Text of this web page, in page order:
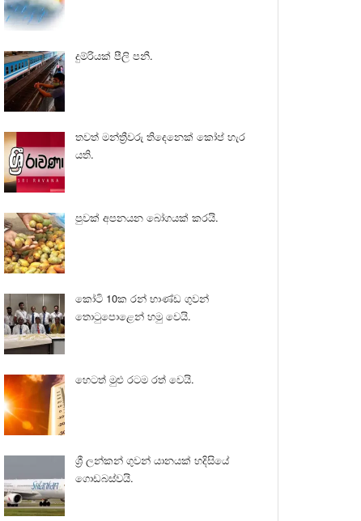
දුම්රියක් පීලි පනී.
තවත් මන්ත්‍රීවරු තිදෙනෙක් කෝප් හැර
යති.
පුවක් අපනයන බෝගයක් කරයි.
කෝටි 10ක රන් භාණ්ඩ ගුවන්
තොටුපොළෙන් හමු වෙයි.
හෙටත් මුළු රටම රත් වෙයි.
ශ්‍රී ලන්කන් ගුවන් යානයක් හදිසියේ
ගොඩබස්වයි.